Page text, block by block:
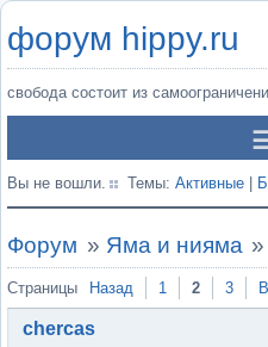
форум hippy.ru
свобода состоит из
Вы не вошли. Темы: Активные
Форум » Яма и нияма
Страницы Назад 1 2 3
chercas